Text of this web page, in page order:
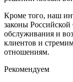
Кроме того, наш
законы
обслуживания и
клиентов и
отношениям.
Рекомендуем